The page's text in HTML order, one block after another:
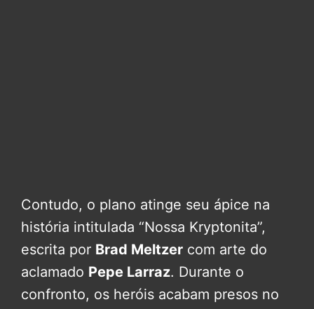
Contudo, o plano atinge seu ápice na
história intitulada “Nossa Kryptonita”,
escrita por Brad Meltzer com arte do
aclamado Pepe Larraz. Durante o
confronto, os heróis acabam presos no